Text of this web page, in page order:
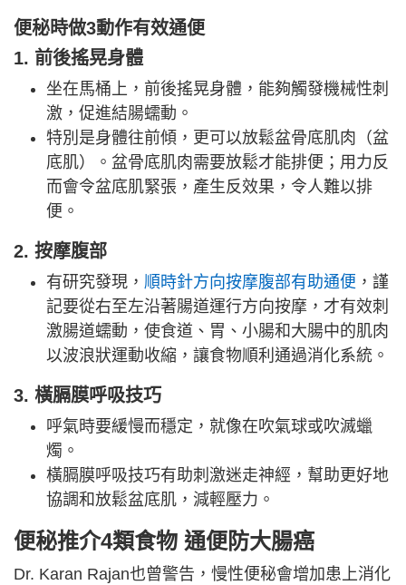
便秘時做3動作有效通便
1. 前後搖晃身體
坐在馬桶上，前後搖晃身體，能夠觸發機械性刺
激，促進結腸蠕動。
特別是身體往前傾，更可以放鬆盆骨底肌肉（盆
底肌）。盆骨底肌肉需要放鬆才能排便；用力反
而會令盆底肌緊張，產生反效果，令人難以排
便。
2. 按摩腹部
有研究發現， 順時針方向按摩腹部有助通便 ，謹
記要從右至左沿著腸道運行方向按摩，才有效刺
激腸道蠕動，使食道、胃、小腸和大腸中的肌肉
以波浪狀運動收縮，讓食物順利通過消化系統。
3. 橫膈膜呼吸技巧
呼氣時要緩慢而穩定，就像在吹氣球或吹滅蠟
燭。
橫膈膜呼吸技巧有助刺激迷走神經，幫助更好地
協調和放鬆盆底肌，減輕壓力。
便秘推介4類食物 通便防大腸癌
Dr. Karan Rajan也曾警告，慢性便秘會增加患上消化